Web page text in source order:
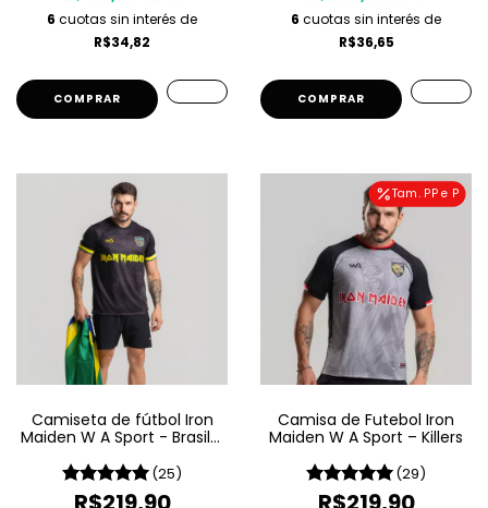
6 cuotas sin interés de
R$34,82
COMPRAR
6 cuotas sin interés de
R$36,65
COMPRAR
Camiseta de fútbol Iron
Maiden W A Sport - Brasil -
(25)
Tam. PP e P
Camisa de Futebol Iron
Maiden W A Sport – Killers
(29)